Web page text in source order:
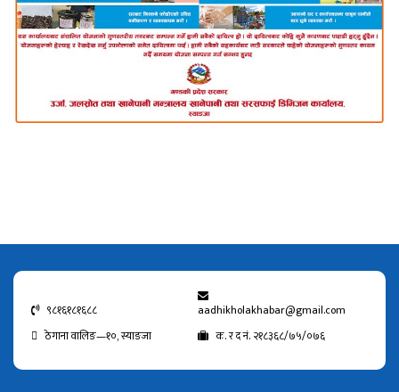
९८१६१८१६८८
aadhikholakhabar@gmail.com
ठेगाना वालिङ—१०, स्याङजा
क. र द नं. २१८३६८/७५/०७६